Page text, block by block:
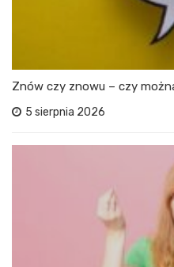
Znów czy znowu – czy
5 sierpnia 2026